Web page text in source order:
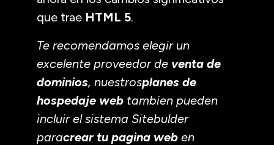
que trae HTML 5.
Te recomendamos elegir un
excelente proveedor de venta de
dominios, nuestrosplanes de
hospedaje web tambien pueden
incluir el sistema Sitebulder
paracrear tu pagina web en